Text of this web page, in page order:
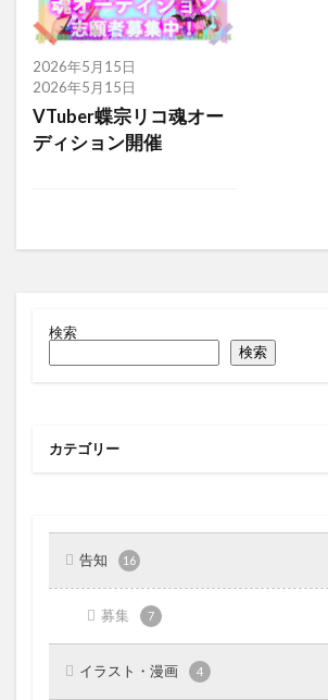
2026年5月15日
2026年5月15日
VTuber蝶宗リコ魂オー
ディション開催
検索
検索
カテゴリー
告知 16
募集 7
イラスト・漫画 4